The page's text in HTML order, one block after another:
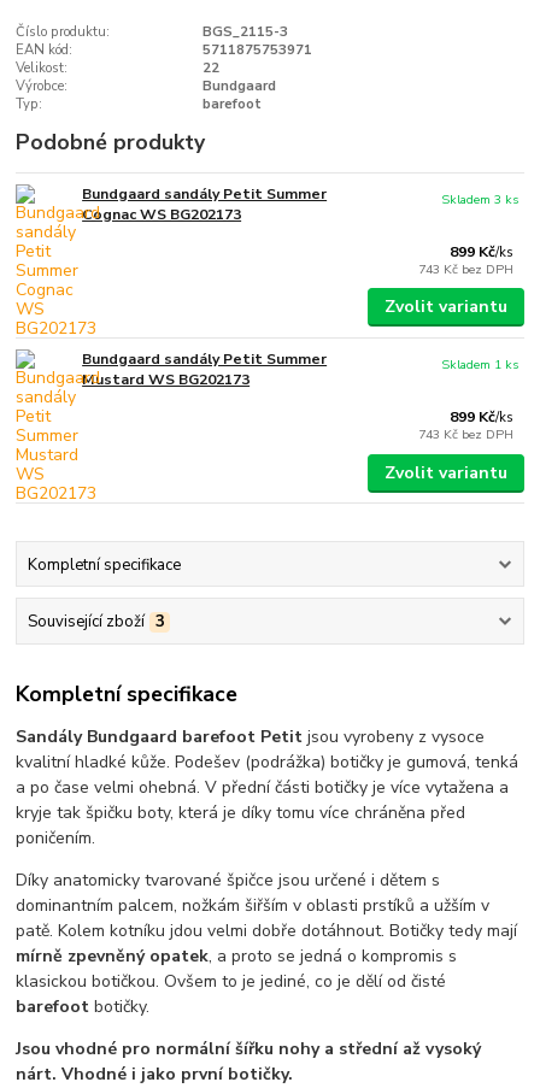
Číslo produktu:
BGS_2115-3
EAN kód:
5711875753971
Velikost:
22
Výrobce:
Bundgaard
Typ:
barefoot
Podobné produkty
Bundgaard sandály Petit Summer
Cognac WS BG202173
899 Kč/ks
743 Kč bez DPH
Skladem 3 ks
Zvolit variantu
Bundgaard sandály Petit Summer
Mustard WS BG202173
899 Kč/ks
743 Kč bez DPH
Skladem 1 ks
Zvolit variantu
Kompletní specifikace
Související zboží 3
Kompletní specifikace
Sandály Bundgaard barefoot Petit jsou vyrobeny z vysoce
kvalitní hladké kůže. Podešev (podrážka) botičky je gumová, tenká
a po čase velmi ohebná. V přední části botičky je více vytažena a
kryje tak špičku boty, která je díky tomu více chráněna před
poničením.
Díky anatomicky tvarované špičce jsou určené i dětem s
dominantním palcem, nožkám šiřším v oblasti prstíků a užším v
patě. Kolem kotníku jdou velmi dobře dotáhnout. Botičky tedy mají
mírně zpevněný opatek, a proto se jedná o kompromis s
klasickou botičkou. Ovšem to je jediné, co je dělí od čisté
barefootbotičky.
Jsou vhodné pro normální šířku nohy a střední až vysoký
nárt. Vhodné i jako první botičky.